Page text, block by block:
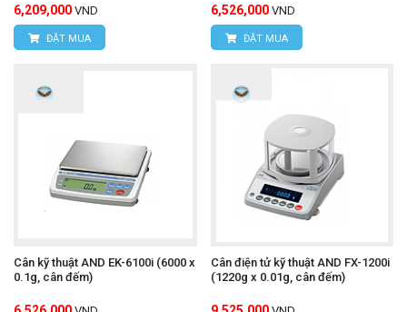
6,209,000 VND
ĐẶT MUA
6,526,000 VND
ĐẶT MUA
Cân kỹ thuật AND EK-6100i (6000 x
0.1g, cân đếm)
Cân điện tử kỹ thuật AND FX-1200i
(1220g x 0.01g, cân đếm)